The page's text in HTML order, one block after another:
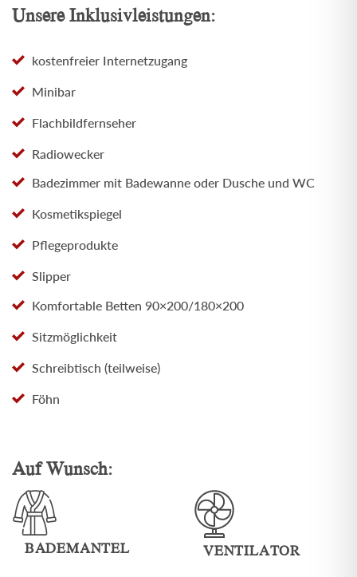
Unsere Inklusivleistungen:
kostenfreier Internetzugang
Minibar
Flachbildfernseher
Radiowecker
Badezimmer mit Badewanne oder Dusche und WC
Kosmetikspiegel
Pflegeprodukte
Slipper
Komfortable Betten 90×200/180×200
Sitzmöglichkeit
Schreibtisch (teilweise)
Föhn
Auf Wunsch:
BADEMANTEL VENTILATOR